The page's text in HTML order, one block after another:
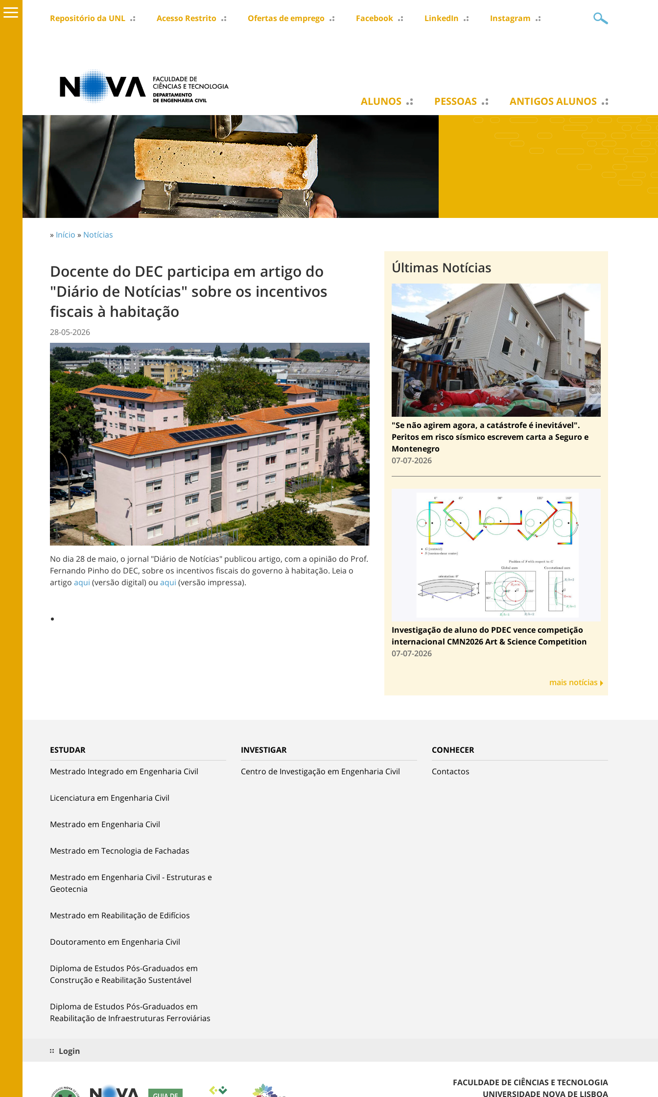
Repositório da UNL Acesso Restrito Ofertas de emprego Facebook LinkedIn Instagram
ALUNOS PESSOAS ANTIGOS ALUNOS
» Início » Notícias
Docente do DEC participa em artigo do
"Diário de Notícias" sobre os incentivos
fiscais à habitação
28-05-2026
No dia 28 de maio, o jornal "Diário de Notícias" publicou artigo, com a opinião do Prof.
Fernando Pinho do DEC, sobre os incentivos fiscais do governo à habitação. Leia o
artigo aqui (versão digital) ou aqui (versão impressa).
Últimas Notícias
"Se não agirem agora, a catástrofe é inevitável".
Peritos em risco sísmico escrevem carta a Seguro e
Montenegro
07-07-2026
Investigação de aluno do PDEC vence competição
internacional CMN2026 Art & Science Competition
07-07-2026
mais notícias
ESTUDAR
Mestrado Integrado em Engenharia Civil
Licenciatura em Engenharia Civil
Mestrado em Engenharia Civil
Mestrado em Tecnologia de Fachadas
Mestrado em Engenharia Civil - Estruturas e
Geotecnia
Mestrado em Reabilitação de Edifícios
Doutoramento em Engenharia Civil
Diploma de Estudos Pós-Graduados em
Construção e Reabilitação Sustentável
Diploma de Estudos Pós-Graduados em
Reabilitação de Infraestruturas Ferroviárias
INVESTIGAR
Centro de Investigação em Engenharia Civil
CONHECER
Contactos
Login
FACULDADE DE CIÊNCIAS E TECNOLOGIA
UNIVERSIDADE NOVA DE LISBOA